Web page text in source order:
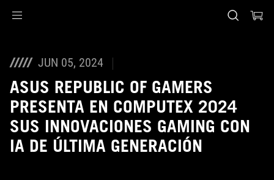
JUN 05, 2024
ASUS REPUBLIC OF GAMERS
PRESENTA EN COMPUTEX 2024
SUS INNOVACIONES GAMING CON
IA DE ÚLTIMA GENERACIÓN